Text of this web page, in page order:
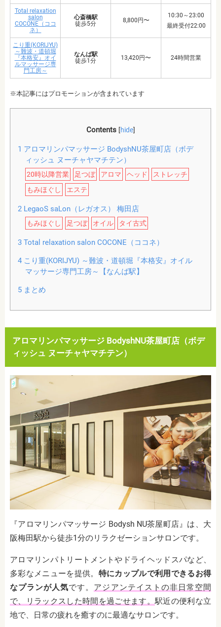
Total relaxation
salon
COCONE（ココ
ネ）
心斎橋駅
徒歩5分
8,800円〜
10:30～23:00
最終受付22:00
こり重(KORIJYU)
～難波・道頓堀
『本格安』オイ
ルマッサージ専
門工房～
なんば駅
徒歩1分
13,420円〜 24時間営業
※本記事にはプロモーションが含まれています
Contents [hide]
1 アロマリンパマッサージ BodyshNU茶屋町店（ボデ
ィッシュ ヌーチャヤマチテン）
20時以降営業 足つぼ アロマ ヘッド
ストレッチ
もみほぐし
エステ
2LegaoS saLon（レガオス） 梅田店
もみほぐし 足つぼ オイル タイ古式
3Total relaxation salon COCONE（ココネ）
4こり重(KORIJYU) ～難波・道頓堀『本格安』オイル
マッサージ専門工房～【なんば駅】
5まとめ
アロマリンパマッサージ BodyshNU茶屋町店（ボデ
ィッシュ ヌーチャヤマチテン）
『アロマリンパマッサージ Bodysh NU茶屋町店』は、大
阪梅田駅から徒歩1分のリラクゼーションサロンです。
アロマリンパトリートメントやドライヘッドスパなど、
多彩なメニューを提供。 特にカップルで利用できるお得
なプランが人気です。 アジアンテイストの非日常空間
で、リラックスした時間を過ごせます。駅近の便利な立
地で、日常の疲れを癒すのに最適なサロンです。